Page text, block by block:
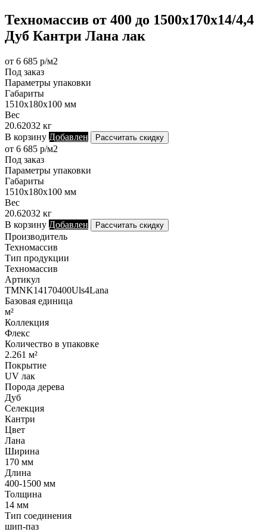
Техномассив от 400 до 1500х170х14/4,4
Дуб Кантри Лана лак
от 6 685 р/м2
Под заказ
Параметры упаковки
Габариты
1510х180х100 мм
Вес
20.62032 кг
В корзину Добавлен Рассчитать скидку
от 6 685 р/м2
Под заказ
Параметры упаковки
Габариты
1510х180х100 мм
Вес
20.62032 кг
В корзину Добавлен Рассчитать скидку
Производитель
Техномассив
Тип продукции
Техномассив
Артикул
TMNK14170400Uls4Lana
Базовая единица
м²
Коллекция
Флекс
Количество в упаковке
2.261 м²
Покрытие
UV лак
Порода дерева
Дуб
Селекция
Кантри
Цвет
Лана
Ширина
170 мм
Длина
400-1500 мм
Толщина
14 мм
Тип соединения
шип-паз